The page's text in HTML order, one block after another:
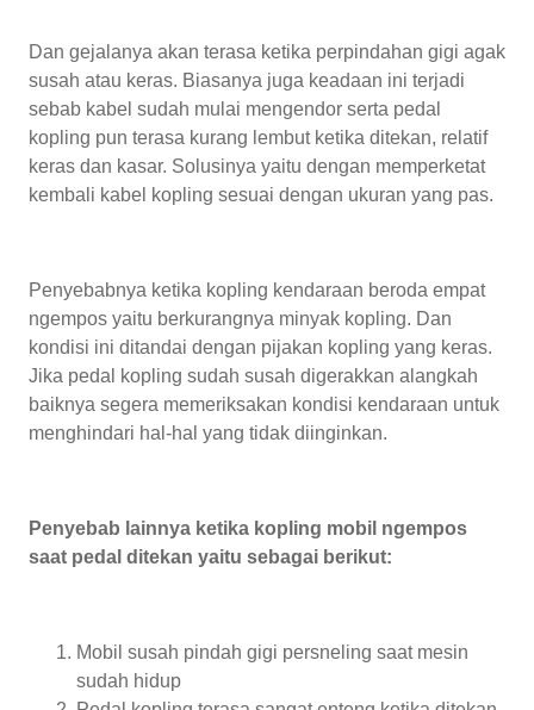
Dan gejalanya akan terasa ketika perpindahan gigi agak
susah atau keras. Biasanya juga keadaan ini terjadi
sebab kabel sudah mulai mengendor serta pedal
kopling pun terasa kurang lembut ketika ditekan, relatif
keras dan kasar. Solusinya yaitu dengan memperketat
kembali kabel kopling sesuai dengan ukuran yang pas.
Penyebabnya ketika kopling kendaraan beroda empat
ngempos yaitu berkurangnya minyak kopling. Dan
kondisi ini ditandai dengan pijakan kopling yang keras.
Jika pedal kopling sudah susah digerakkan alangkah
baiknya segera memeriksakan kondisi kendaraan untuk
menghindari hal-hal yang tidak diinginkan.
Penyebab lainnya ketika kopling mobil ngempos
saat pedal ditekan yaitu sebagai berikut:
Mobil susah pindah gigi persneling saat mesin
sudah hidup